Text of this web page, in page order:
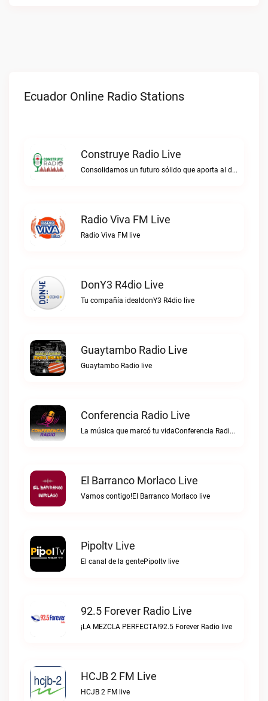
Ecuador Online Radio Stations
Construye Radio Live
Consolidamos un futuro sólido que aporta al desarrollo.Construye Radio live
Radio Viva FM Live
Radio Viva FM live
DonY3 R4dio Live
Tu compañía idealdonY3 R4dio live
Guaytambo Radio Live
Guaytambo Radio live
Conferencia Radio Live
La música que marcó tu vidaConferencia Radio live
El Barranco Morlaco Live
Vamos contigo!El Barranco Morlaco live
Pipoltv Live
El canal de la gentePipoltv live
92.5 Forever Radio Live
¡LA MEZCLA PERFECTA!92.5 Forever Radio live
HCJB 2 FM Live
HCJB 2 FM live